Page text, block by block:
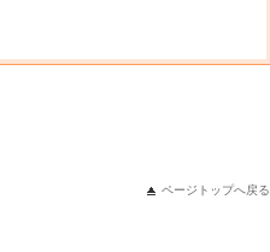
ページトップへ戻る